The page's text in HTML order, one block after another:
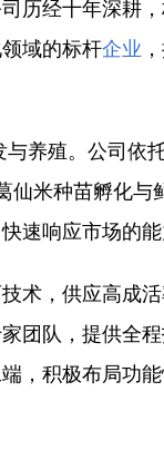
历经十年深耕
域的标杆企业
养殖。公司依
米种苗孵化与
速响应市场的能
术，供应高成
团队，提供全
，积极布局功